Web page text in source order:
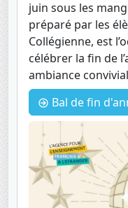
juin sous les
préparé par les
Collégienne, est
célébrer la fin de
ambiance
Bal de fin